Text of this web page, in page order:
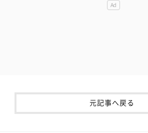
元記事へ戻る